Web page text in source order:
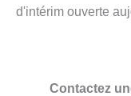
d'intérim ouverte
Contactez